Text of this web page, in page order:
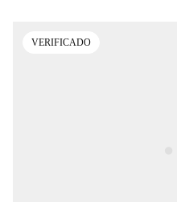
VERIFICADO